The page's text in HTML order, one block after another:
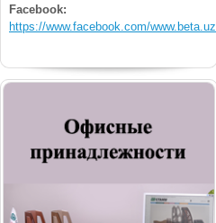
Facebook:
https://www.facebook.com/www.beta.uz